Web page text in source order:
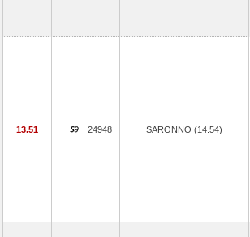
13.51 24948 SARONNO (14.54)